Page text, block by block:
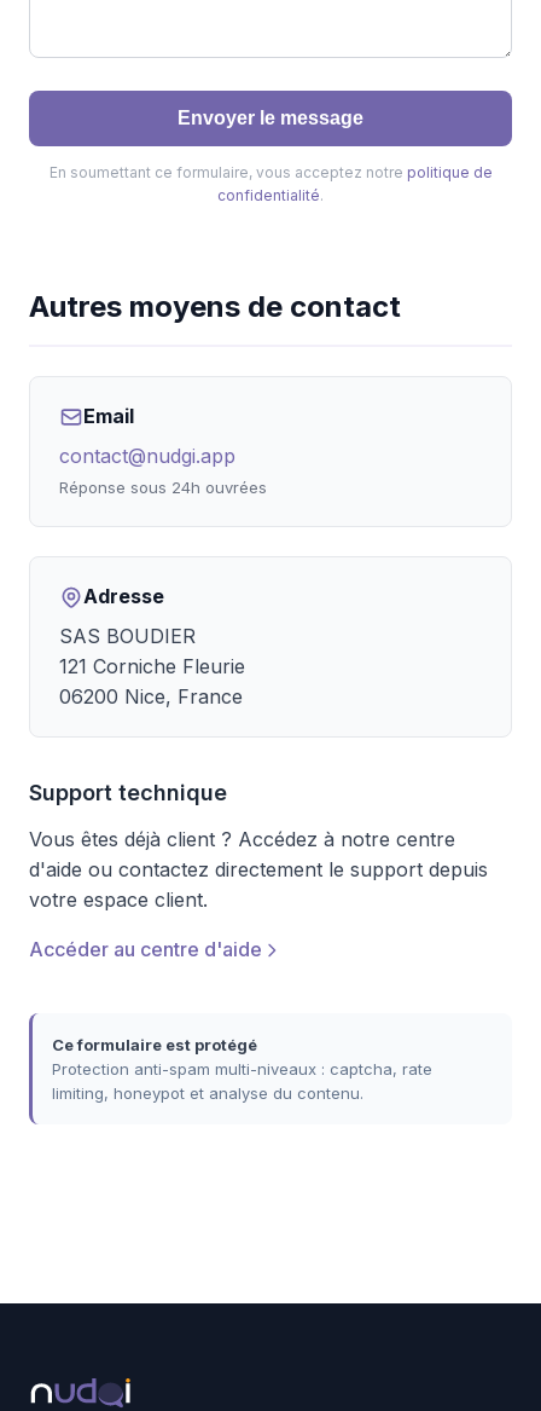
Envoyer le message
En soumettant ce formulaire, vous acceptez notre politique de
confidentialité.
Autres moyens de contact
Email
contact@nudgi.app
Réponse sous 24h ouvrées
Adresse
SAS BOUDIER
121 Corniche Fleurie
06200 Nice, France
Support technique
Vous êtes déjà client ? Accédez à notre centre
d'aide ou contactez directement le support depuis
votre espace client.
Accéder au centre d'aide
Ce formulaire est protégé
Protection anti-spam multi-niveaux : captcha, rate
limiting, honeypot et analyse du contenu.